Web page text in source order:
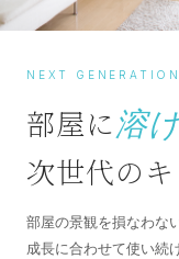
NEXT
部屋に溶
次世代の
部屋の景観を損なわな
成長に合わせて使い続